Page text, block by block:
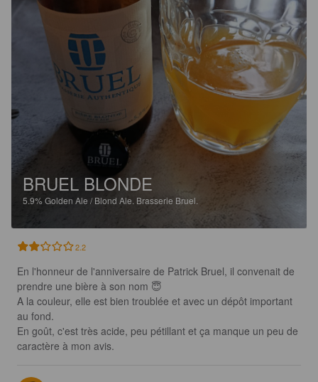
BRUEL BLONDE
5.9%Golden Ale / Blond Ale. Brasserie Bruel.
2.2
En l'honneur de l'anniversaire de Patrick Bruel, il convenait de
prendre une bière à son nom 😇
A la couleur, elle est bien troublée et avec un dépôt important
au fond.
En goût, c'est très acide, peu pétillant et ça manque un peu de
caractère à mon avis.